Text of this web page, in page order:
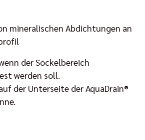
mineralischen Abdichtungen an
der Sockelbereich
werden soll.
der Unterseite der AquaDrain®